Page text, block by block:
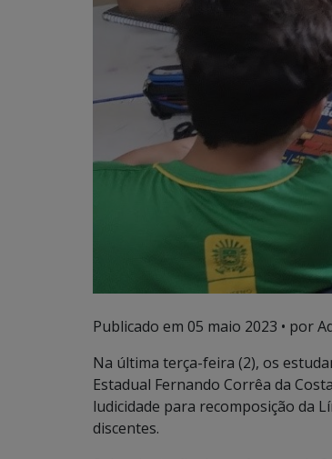
Publicado em 05 maio 2023 • por
Na última terça-feira (2), os
Estadual Fernando Corrêa da
ludicidade para recomposição da
discentes.